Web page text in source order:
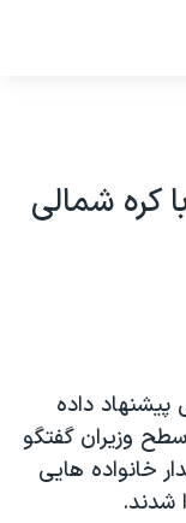
کره شمالی
داده
وزیران گفتگو
خانواده هایی
شدند.